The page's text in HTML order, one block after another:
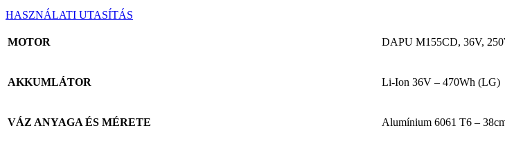
HASZNÁLATI UTASÍTÁS
MOTOR DAPU M155CD, 36V,
AKKUMLÁTOR Li-Ion 36V – 470Wh (LG)
VÁZ ANYAGA ÉS MÉRETE Alumínium 6061 T6 –